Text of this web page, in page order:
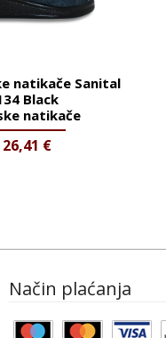
natikače Sanital
Black
natikače
26,41 €
Način plaćanja